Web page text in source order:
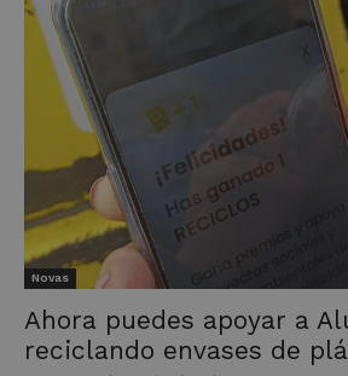
Novas
Ahora puedes apoyar a
reciclando envases de